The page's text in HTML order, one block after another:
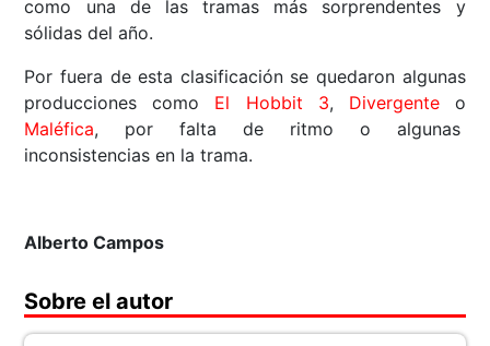
como una de las tramas más sorprendentes y
sólidas del año.
Por fuera de esta clasificación se quedaron algunas
producciones como El Hobbit 3, Divergenteo
Maléfica, por falta de ritmo o algunas
inconsistencias en la trama.
Alberto Campos
Sobre el autor